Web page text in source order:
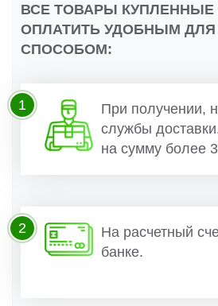
ВСЕ ТОВАРЫ
ОПЛАТИТЬ УДОБНЫМ ДЛЯ
СПОСОБОМ:
При получении,
службы
на сумму более
1
На расчетный
банке.
2